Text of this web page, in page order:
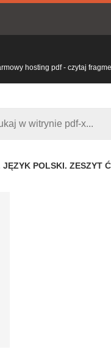
hosting pdf - czytaj
JĘZYK POLSKI. ZESZYT